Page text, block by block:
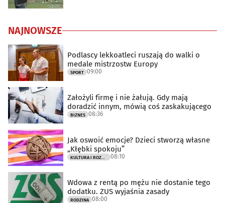
NAJNOWSZE
Podlascy lekkoatleci ruszają do walki o
medale mistrzostw Europy
SPORT 09:00
Założyli firmę i nie żałują. Gdy mają
doradzić innym, mówią coś zaskakującego
BIZNES 08:36
Jak oswoić emocje? Dzieci stworzą własne
„Kłębki spokoju”
08:10
Wdowa z rentą po mężu nie dostanie tego
dodatku. ZUS wyjaśnia zasady
RODZINA 08:00